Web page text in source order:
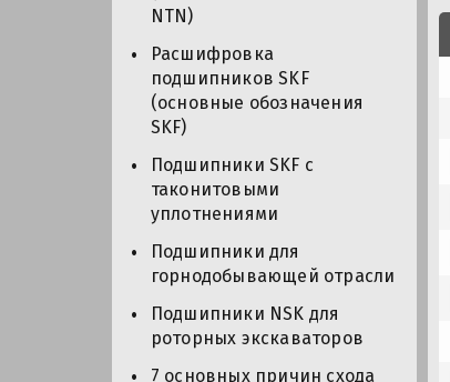
NTN)
Расшифровка
подшипников SKF
(основные обозначения
SKF)
Подшипники SKF с
таконитовыми
уплотнениями
Подшипники для
горнодобывающей отрасли
Подшипники NSK для
роторных экскаваторов
7 основных причин схода